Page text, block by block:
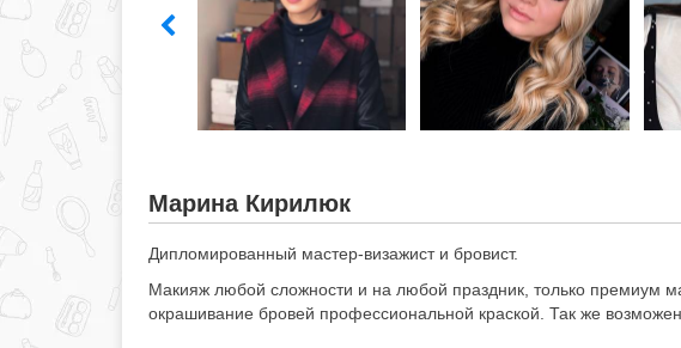
Марина Кирилюк
Дипломированный мастер-визажист и бровист.
Макияж любой сложности и на любой праздник, только премиум
окрашивание бровей профессиональной краской. Так же